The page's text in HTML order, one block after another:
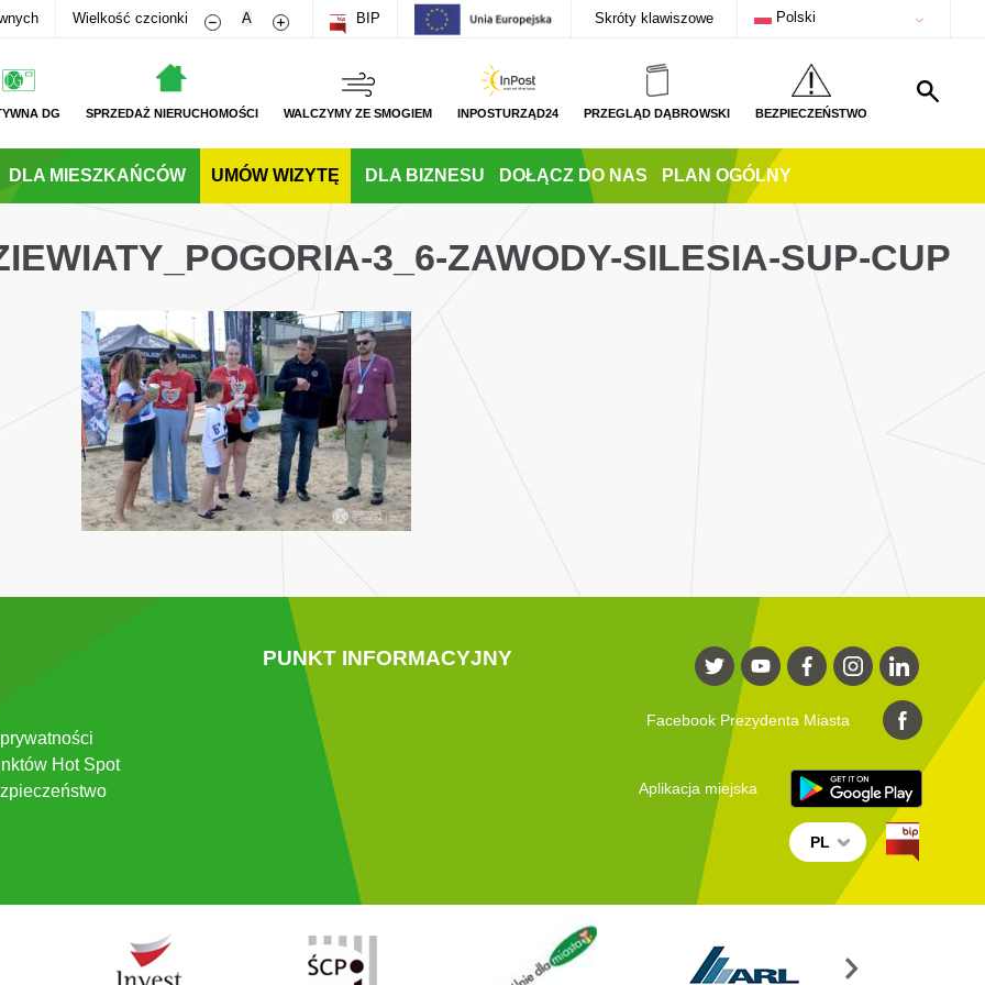
Wielkość czcionki Zmniejsz rozmiar czcionki
A Zwiększ rozmiar czcionki
BIP Skróty klawiszowe Polski
DG SPRZEDAŻ NIERUCHOMOŚCI WALCZYMY ZE SMOGIEM INPOSTURZĄD24 PRZEGLĄD DĄBROWSKI BEZPIECZEŃSTWO
DLA MIESZKAŃCÓW UMÓW WIZYTĘ DLA BIZNESU DOŁĄCZ DO NAS PLAN OGÓLNY
3_6-ZAWODY-SILESIA-SUP-CUP
Hot Spot
PUNKT INFORMACYJNY
Facebook Prezydenta Miasta
Aplikacja miejska
PL